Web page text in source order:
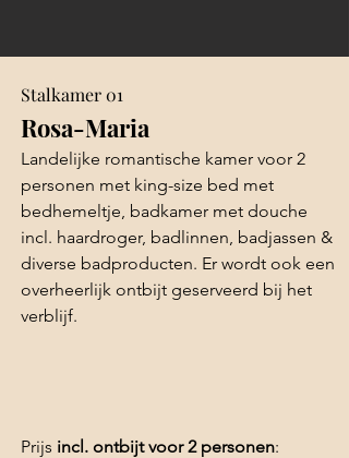
Stalkamer 01
Rosa-Maria
Landelijke romantische kamer voor 2
personen met king-size bed met
bedhemeltje, badkamer met douche
incl. haardroger, badlinnen, badjassen &
diverse badproducten. Er wordt ook een
overheerlijk ontbijt geserveerd bij het
verblijf.
Prijs incl. ontbijt voor 2 personen: